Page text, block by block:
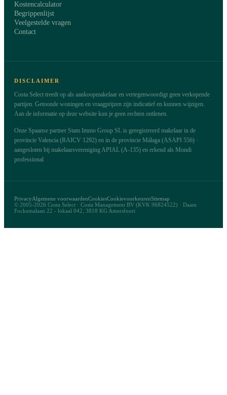
Kostencalculator
Begrippenlijst
Veelgestelde vragen
Contact
DISCLAIMER
Costa Select treedt op als aankoopmakelaar en vertegenwoordigt geen verkopende
partijen. Getoonde woningen en vraagprijzen zijn indicatief en kunnen wijzigen.
Aan de informatie op deze website kun je geen rechten ontlenen.
Onze Spaanse partner Stam Immo Group SL is geregistreerd makelaar in de
provincie Valencia (RAICV 1292) en in de provincie Málaga (ASAPI 556) ·
aangesloten bij makelaarsvereniging APIAL (A-135) en erkend als Mondi
professional
© 2005-2026 Costa Select · Costa Management BV (KVK 96824522) · Daam
Fockemalaan 22 - lokaal 042, 3818 KG Amersfoort
PrivacyAlgemene voorwaardenCookiesCookievoorkeurenSitemap